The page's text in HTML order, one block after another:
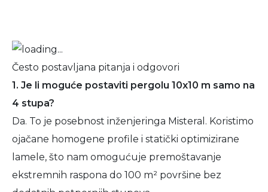
Često postavljana pitanja i odgovori
1. Je li moguće postaviti pergolu 10x10 m samo na
4 stupa?
Da. To je posebnost inženjeringa Misteral. Koristimo
ojačane homogene profile i statički optimizirane
lamele, što nam omogućuje premoštavanje
ekstremnih raspona do 100 m² površine bez